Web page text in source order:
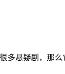
多悬疑剧，那